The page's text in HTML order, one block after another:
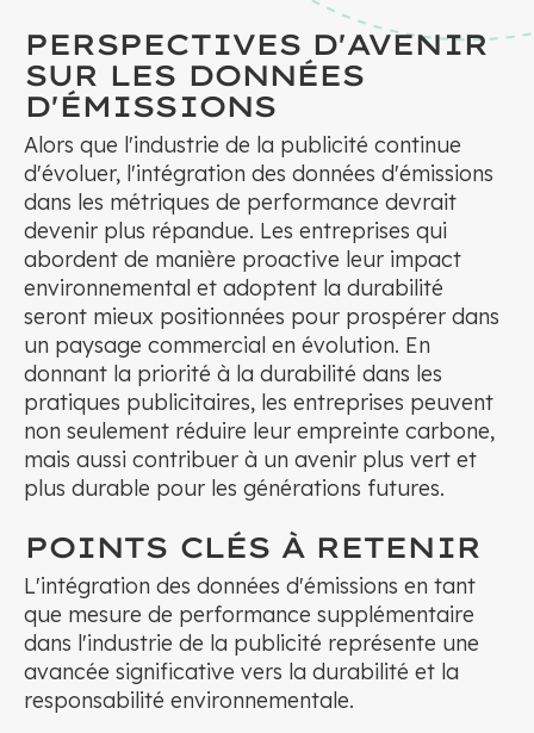
PERSPECTIVES D'AVENIR
SUR LES DONNÉES
D'ÉMISSIONS
Alors que l'industrie de la publicité continue
d'évoluer, l'intégration des données d'émissions
dans les métriques de performance devrait
devenir plus répandue. Les entreprises qui
abordent de manière proactive leur impact
environnemental et adoptent la durabilité
seront mieux positionnées pour prospérer dans
un paysage commercial en évolution. En
donnant la priorité à la durabilité dans les
pratiques publicitaires, les entreprises peuvent
non seulement réduire leur empreinte carbone,
mais aussi contribuer à un avenir plus vert et
plus durable pour les générations futures.
POINTS CLÉS À RETENIR
L'intégration des données d'émissions en tant
que mesure de performance supplémentaire
dans l'industrie de la publicité représente une
avancée significative vers la durabilité et la
responsabilité environnementale.